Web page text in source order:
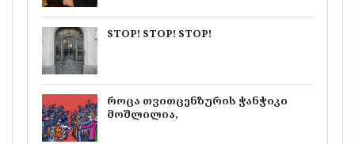
STOP! STOP! STOP!
როცა თვითცენზურის ჭანჭიკი
მოშლილია,